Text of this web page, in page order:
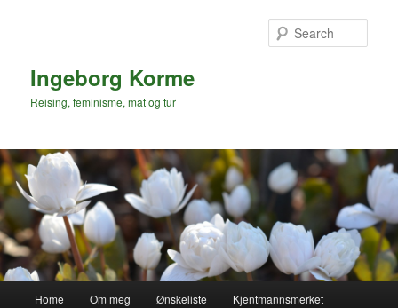
Ingeborg Korme
Reising, feminisme, mat og tur
Home Om meg Ønskeliste Kjentmannsmerket